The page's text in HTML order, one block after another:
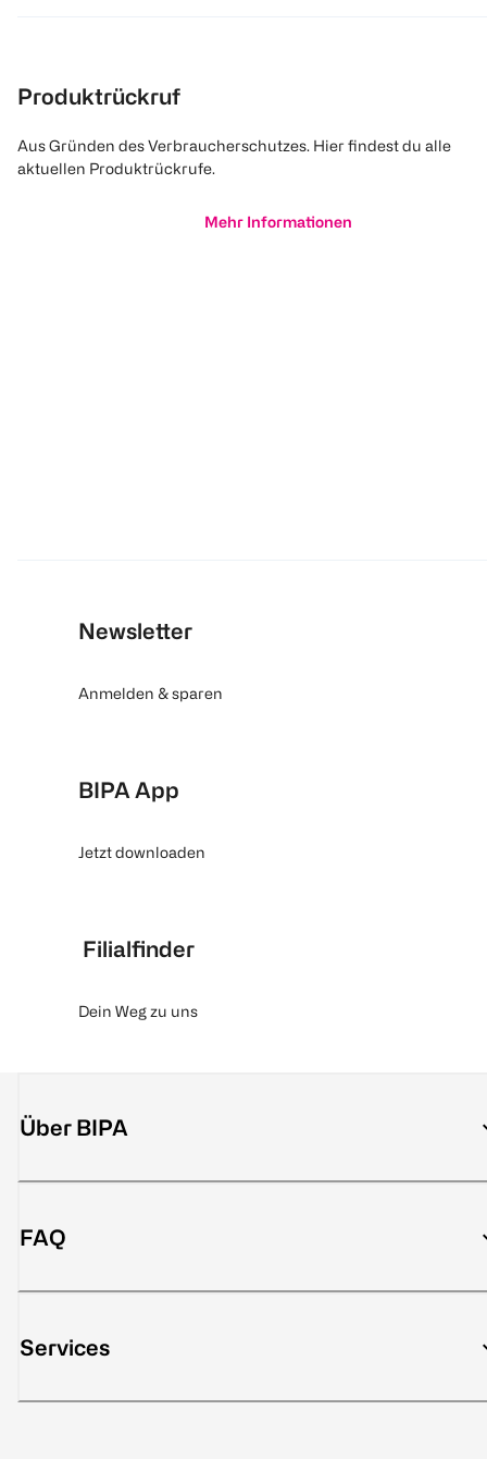
Produktrückruf
Aus Gründen des Verbraucherschutzes. Hier findest du alle
aktuellen Produktrückrufe.
Mehr Informationen
Newsletter
Anmelden & sparen
BIPA App
Jetzt downloaden
Filialfinder
Dein Weg zu uns
Über BIPA
FAQ
Services